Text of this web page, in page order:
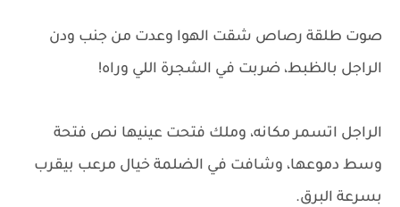
صوت طلقة رصاص شقت الهوا وعدت من جنب ودن
الراجل بالظبط، ضربت في الشجرة اللي وراه!
الراجل اتسمر مكانه، وملك فتحت عينيها نص فتحة
وسط دموعها، وشافت في الضلمة خيال مرعب بيقرب
بسرعة البرق.